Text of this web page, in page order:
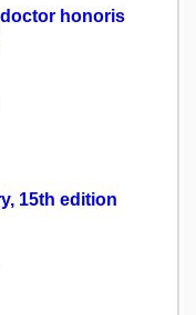
honoris
15th edition